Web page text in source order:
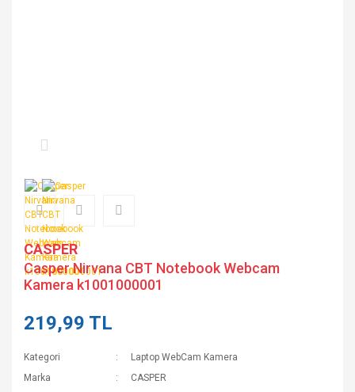
CASPER
Casper Nirvana CBT Notebook Webcam
Kamera k1001000001
219,99 TL
Kategori
Laptop WebCam Kamera
Marka
CASPER